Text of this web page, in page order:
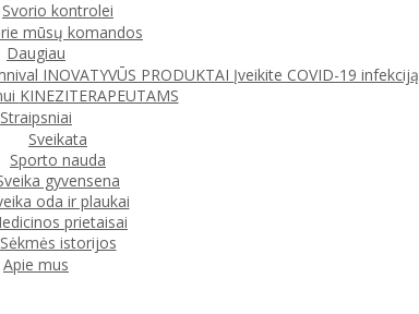
Svorio kontrolei
mūsų komandos
Daugiau
INOVATYVŪS PRODUKTAI Įveikite COVID-19 infekciją
KINEZITERAPEUTAMS
Straipsniai
Sveikata
Sporto nauda
gyvensena
oda ir plaukai
prietaisai
Sėkmės istorijos
Apie mus